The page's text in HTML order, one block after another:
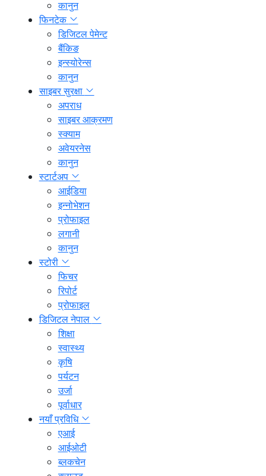
कानुन
फिनटेक
डिजिटल पेमेन्ट
बैंकिङ
इन्स्योरेन्स
कानुन
साइबर सुरक्षा
अपराध
साइबर आक्रमण
स्क्याम
अवेयरनेस
कानुन
स्टार्टअप
आईडिया
इन्नोभेशन
प्रोफाइल
लगानी
कानुन
स्टोरी
फिचर
रिपोर्ट
प्रोफाइल
डिजिटल नेपाल
शिक्षा
स्वास्थ्य
कृषि
पर्यटन
उर्जा
पूर्वाधार
नयाँ प्रविधि
एआई
आईओटी
ब्लकचेन